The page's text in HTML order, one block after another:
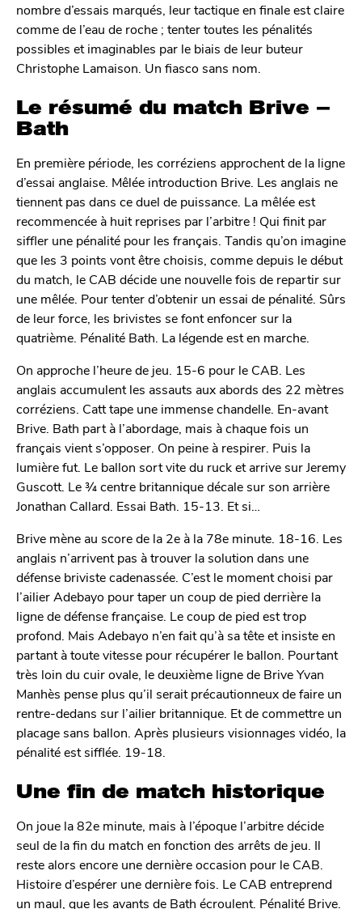
nombre d’essais marqués, leur tactique en finale est claire
comme de l’eau de roche ; tenter toutes les pénalités
possibles et imaginables par le biais de leur buteur
Christophe Lamaison. Un fiasco sans nom.
Le résumé du match Brive –
Bath
En première période, les corréziens approchent de la ligne
d’essai anglaise. Mêlée introduction Brive. Les anglais ne
tiennent pas dans ce duel de puissance. La mêlée est
recommencée à huit reprises par l’arbitre ! Qui finit par
siffler une pénalité pour les français. Tandis qu’on imagine
que les 3 points vont être choisis, comme depuis le début
du match, le CAB décide une nouvelle fois de repartir sur
une mêlée. Pour tenter d’obtenir un essai de pénalité. Sûrs
de leur force, les brivistes se font enfoncer sur la
quatrième. Pénalité Bath. La légende est en marche.
On approche l’heure de jeu. 15-6 pour le CAB. Les
anglais accumulent les assauts aux abords des 22 mètres
corréziens. Catt tape une immense chandelle. En-avant
Brive. Bath part à l’abordage, mais à chaque fois un
français vient s’opposer. On peine à respirer. Puis la
lumière fut. Le ballon sort vite du ruck et arrive sur Jeremy
Guscott. Le ¾ centre britannique décale sur son arrière
Jonathan Callard. Essai Bath. 15-13. Et si…
Brive mène au score de la 2e à la 78e minute. 18-16. Les
anglais n’arrivent pas à trouver la solution dans une
défense briviste cadenassée. C’est le moment choisi par
l’ailier Adebayo pour taper un coup de pied derrière la
ligne de défense française. Le coup de pied est trop
profond. Mais Adebayo n’en fait qu’à sa tête et insiste en
partant à toute vitesse pour récupérer le ballon. Pourtant
très loin du cuir ovale, le deuxième ligne de Brive Yvan
Manhès pense plus qu’il serait précautionneux de faire un
rentre-dedans sur l’ailier britannique. Et de commettre un
placage sans ballon. Après plusieurs visionnages vidéo, la
pénalité est sifflée. 19-18.
Une fin de match historique
On joue la 82e minute, mais à l’époque l’arbitre décide
seul de la fin du match en fonction des arrêts de jeu. Il
reste alors encore une dernière occasion pour le CAB.
Histoire d’espérer une dernière fois. Le CAB entreprend
un maul, que les avants de Bath écroulent. Pénalité Brive.